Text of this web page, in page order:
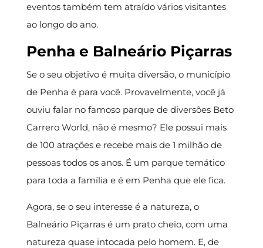
eventos também tem atraído vários visitantes
ao longo do ano.
Penha e Balneário Piçarras
Se o seu objetivo é muita diversão, o município
de Penha é para você. Provavelmente, você já
ouviu falar no famoso parque de diversões Beto
Carrero World, não é mesmo? Ele possui mais
de 100 atrações e recebe mais de 1 milhão de
pessoas todos os anos. É um parque temático
para toda a família e é em Penha que ele fica.
Agora, se o seu interesse é a natureza, o
Balneário Piçarras é um prato cheio, com uma
natureza quase intocada pelo homem. E, de